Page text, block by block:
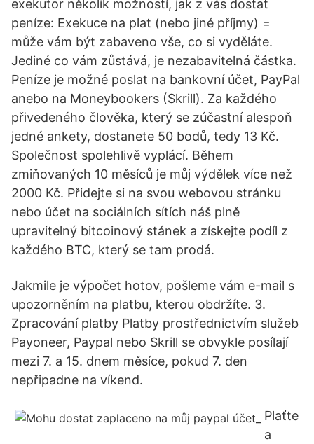
exekutor několik možností, jak z vás dostat
peníze: Exekuce na plat (nebo jiné příjmy) =
může vám být zabaveno vše, co si vyděláte.
Jediné co vám zůstává, je nezabavitelná částka.
Peníze je možné poslat na bankovní účet, PayPal
anebo na Moneybookers (Skrill). Za každého
přivedeného člověka, který se zúčastní alespoň
jedné ankety, dostanete 50 bodů, tedy 13 Kč.
Společnost spolehlivě vyplácí. Během
zmiňovaných 10 měsíců je můj výdělek více než
2000 Kč. Přidejte si na svou webovou stránku
nebo účet na sociálních sítích náš plně
upravitelný bitcoinový stánek a získejte podíl z
každého BTC, který se tam prodá.
Jakmile je výpočet hotov, pošleme vám e-mail s
upozorněním na platbu, kterou obdržíte. 3.
Zpracování platby Platby prostřednictvím služeb
Payoneer, Paypal nebo Skrill se obvykle posílají
mezi 7. a 15. dnem měsíce, pokud 7. den
nepřipadne na víkend.
Plaťte
a